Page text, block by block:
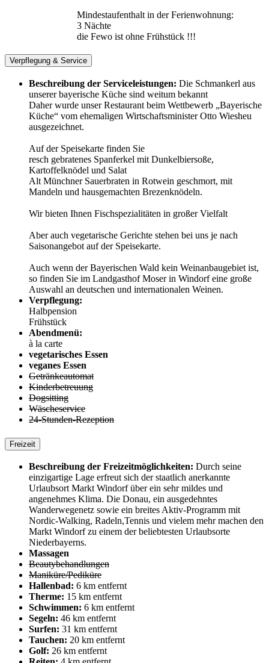
Mindestaufenthalt in der Ferienwohnung:
3 Nächte
die Fewo ist ohne Frühstück !!!
Verpflegung & Service
Beschreibung der Serviceleistungen: Die Schmankerl aus
unserer bayerische Küche sind weitum bekannt
Daher wurde unser Restaurant beim Wettbewerb „Bayerische
Küche“ vom ehemaligen Wirtschaftsminister Otto Wiesheu
ausgezeichnet.
Auf der Speisekarte finden Sie
resch gebratenes Spanferkel mit Dunkelbiersoße,
Kartoffelknödel und Salat
Alt Münchner Sauerbraten in Rotwein geschmort, mit
Mandeln und hausgemachten Brezenknödeln.
Wir bieten Ihnen Fischspezialitäten in großer Vielfalt
Aber auch vegetarische Gerichte stehen bei uns je nach
Saisonangebot auf der Speisekarte.
Auch wenn der Bayerischen Wald kein Weinanbaugebiet ist,
so finden Sie im Landgasthof Moser in Windorf eine große
Auswahl an deutschen und internationalen Weinen.
Verpflegung:
Halbpension
Frühstück
Abendmenü:
à la carte
vegetarisches Essen
veganes Essen
Getränkeautomat
Kinderbetreuung
Dogsitting
Wäscheservice
24-Stunden-Rezeption
Freizeit
Beschreibung der Freizeitmöglichkeiten: Durch seine
einzigartige Lage erfreut sich der staatlich anerkannte
Urlaubsort Markt Windorf über ein sehr mildes und
angenehmes Klima. Die Donau, ein ausgedehntes
Wanderwegenetz sowie ein breites Aktiv-Programm mit
Nordic-Walking, Radeln,Tennis und vielem mehr machen den
Markt Windorf zu einem der beliebtesten Urlaubsorte
Niederbayerns.
Massagen
Beautybehandlungen
Maniküre/Pediküre
Hallenbad: 6 km entfernt
Therme: 15 km entfernt
Schwimmen: 6 km entfernt
Segeln: 46 km entfernt
Surfen: 31 km entfernt
Tauchen: 20 km entfernt
Golf: 26 km entfernt